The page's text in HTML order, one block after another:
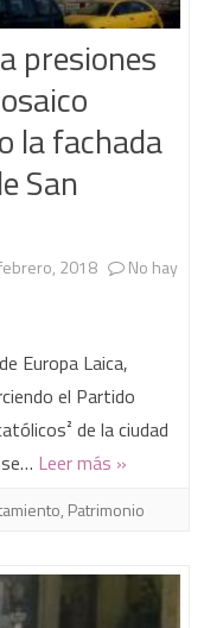
presiones
la fachada
San
2018
No hay
Europa Laica,
el Partido
de la ciudad
Leer más »
, Patrimonio